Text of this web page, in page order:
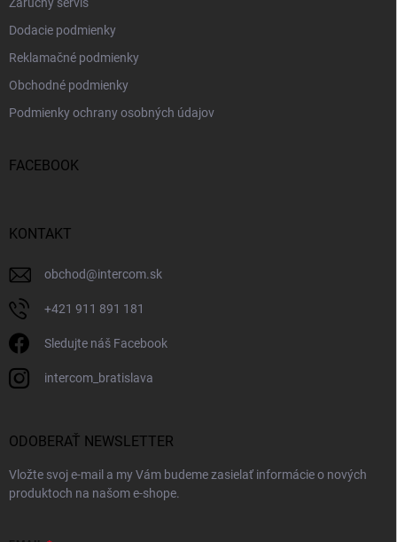
Záručný servis
Dodacie podmienky
Reklamačné podmienky
Obchodné podmienky
Podmienky ochrany osobných údajov
FACEBOOK
KONTAKT
obchod@intercom.sk
+421 911 891 181
Sledujte náš Facebook
intercom_bratislava
ODOBERAŤ NEWSLETTER
Vložte svoj e-mail a my Vám budeme zasielať informácie o nových
produktoch na našom e-shope.